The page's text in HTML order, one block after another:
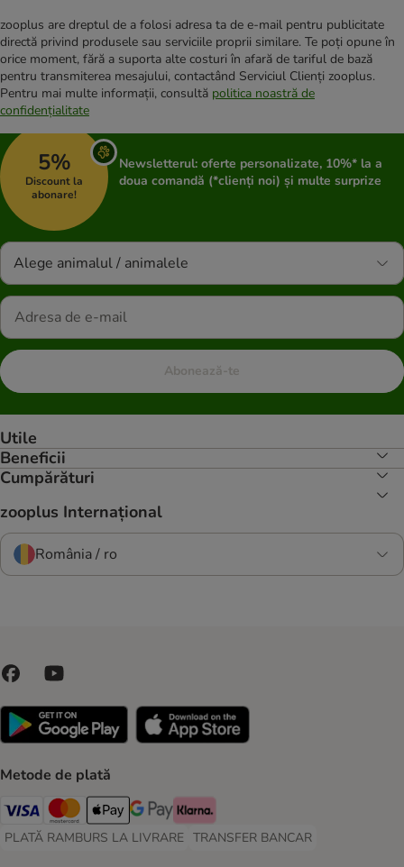
zooplus are dreptul de a folosi adresa ta de e-mail pentru publicitate
directă privind produsele sau serviciile proprii similare. Te poți opune în
orice moment, fără a suporta alte costuri în afară de tariful de bază
pentru transmiterea mesajului, contactând Serviciul Clienți zooplus.
Pentru mai multe informații, consultă politica noastră de
confidențialitate
5%
Discount la
abonare!
Newsletterul: oferte personalizate, 10%* la a
doua comandă (*clienți noi) și multe surprize
Alege animalul / animalele
Abonează-te
Utile
Beneficii
Cumpărături
zooplus Internațional
România / ro
Metode de plată
Visa Payment Method
Master Card Payment Method
Apple Pay Payment Method
Google Pay Payment Method
Klarna Payment Method
PLATĂ RAMBURS LA LIVRARE
PLATĂ RAMBURS LA LIVRARE Payment Method
TRANSFER BANCAR
TRANSFER BANCAR Payment